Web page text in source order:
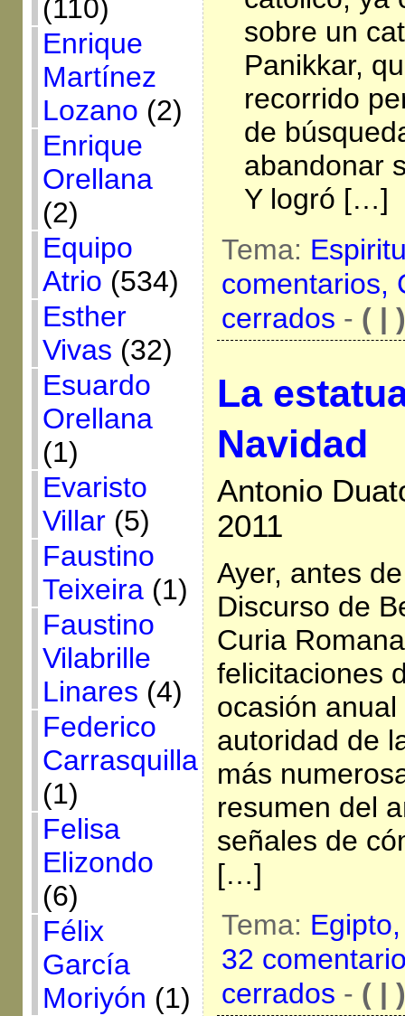
(110)
Enrique
Martínez
Lozano (2)
Enrique
Orellana
(2)
Equipo
Atrio (534)
Esther
Vivas (32)
Esuardo
Orellana
(1)
Evaristo
Villar(5)
Faustino
Teixeira(1)
Faustino
Vilabrille
Linares (4)
Federico
Carrasquilla
(1)
Felisa
Elizondo
(6)
Félix
García
Moriyón (1)
sobre un
Panikkar,
recorrido
de
abandonar
Y logró […]
Tema:
comentarios,
cerrados - ( | )
La
Navidad
Antonio
2011
Ayer, antes
Discurso de
Curia
felicitaciones
ocasión
autoridad de
más
resumen del
señales de
[…]
Tema:
32
cerrados - ( | )